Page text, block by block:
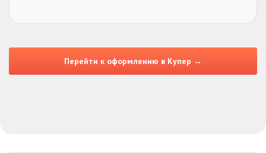
Перейти к оформлению в Купер →